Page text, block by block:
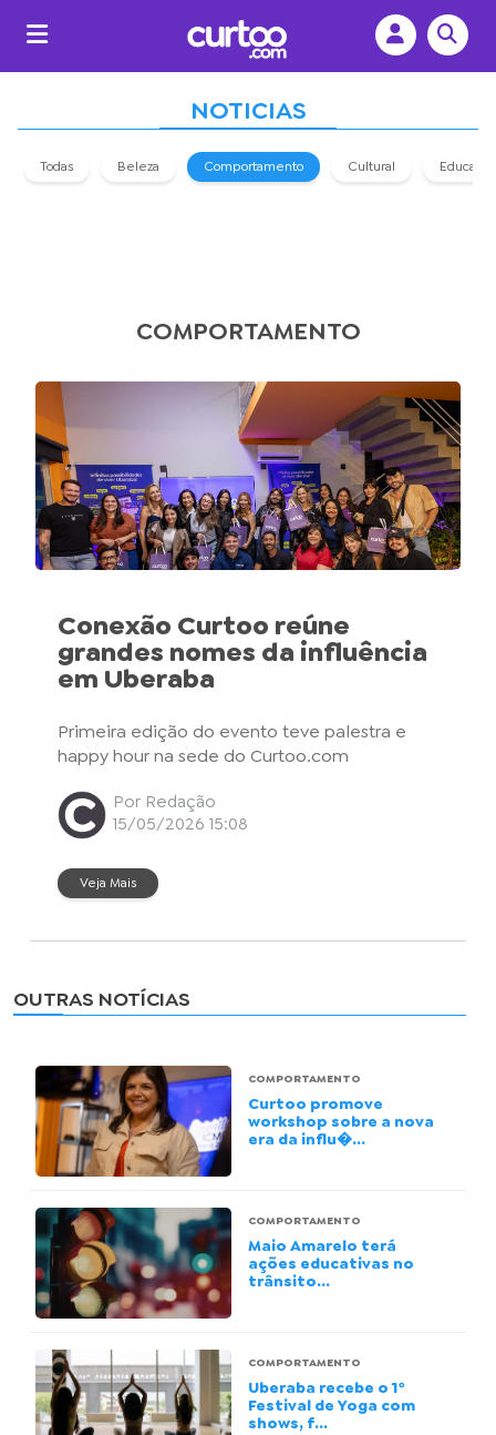
NOTICIAS
Todas Beleza Comportamento Cultural Educação
COMPORTAMENTO
Conexão Curtoo reúne
grandes nomes da influência
em Uberaba
Primeira edição do evento teve palestra e
happy hour na sede do Curtoo.com
Por Redação
15/05/2026 15:08
Veja Mais
OUTRAS NOTÍCIAS
COMPORTAMENTO
Curtoo promove
workshop sobre a nova
era da influ�...
COMPORTAMENTO
Maio Amarelo terá
ações educativas no
trânsito...
COMPORTAMENTO
Uberaba recebe o 1º
Festival de Yoga com
shows, f...